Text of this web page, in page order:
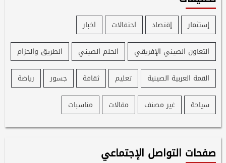
إستثمار إقتصاد احتفالات
اخبار
التعاون الصيني الإفريقي
الحلم الصيني
الطريق والحزام
القمة العربية الصينية
تعليم ثقافة جسور
رياضة
سياحة
غير مصنف مقالات مناسبات
صفحات التواصل الإجتماعي